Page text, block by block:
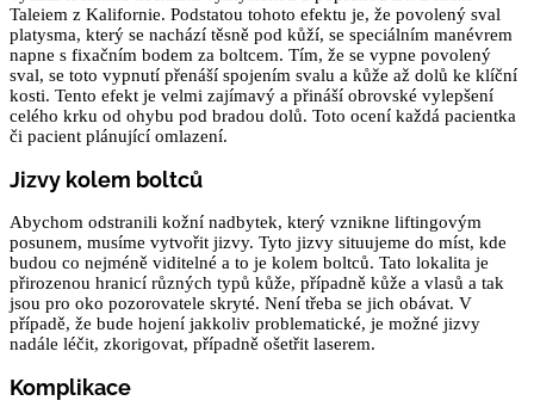
Taleiem z Kalifornie. Podstatou tohoto efektu je, že povolený sval
platysma, který se nachází těsně pod kůží, se speciálním manévrem
napne s fixačním bodem za boltcem. Tím, že se vypne povolený
sval, se toto vypnutí přenáší spojením svalu a kůže až dolů ke klíční
kosti. Tento efekt je velmi zajímavý a přináší obrovské vylepšení
celého krku od ohybu pod bradou dolů. Toto ocení každá pacientka
či pacient plánující omlazení.
Jizvy kolem boltců
Abychom odstranili kožní nadbytek, který vznikne liftingovým
posunem, musíme vytvořit jizvy. Tyto jizvy situujeme do míst, kde
budou co nejméně viditelné a to je kolem boltců. Tato lokalita je
přirozenou hranicí různých typů kůže, případně kůže a vlasů a tak
jsou pro oko pozorovatele skryté. Není třeba se jich obávat. V
případě, že bude hojení jakkoliv problematické, je možné jizvy
nadále léčit, zkorigovat, případně ošetřit laserem.
Komplikace